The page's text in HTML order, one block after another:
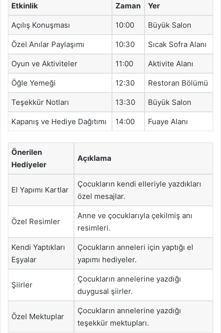
Etkinlik Zaman Yer
Açılış Konuşması 10:00 Büyük Salon
Özel Anılar Paylaşımı 10:30 Sıcak Sofra Alanı
Oyun ve Aktiviteler 11:00 Aktivite Alanı
Öğle Yemeği 12:30 Restoran Bölümü
Teşekkür Notları 13:30 Büyük Salon
Kapanış ve Hediye Dağıtımı 14:00 Fuaye Alanı
Önerilen
Hediyeler
Açıklama
El Yapımı Kartlar
Çocukların kendi elleriyle yazdıkları
özel mesajlar.
Özel Resimler
Anne ve çocuklarıyla çekilmiş anı
resimleri.
Kendi Yaptıkları
Eşyalar
Çocukların anneleri için yaptığı el
yapımı hediyeler.
Şiirler
Çocukların annelerine yazdığı
duygusal şiirler.
Özel Mektuplar
Çocukların annelerine yazdığı
teşekkür mektupları.